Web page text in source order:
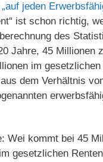
jeden
ist schon richtig,
des
Jahre, 45 Millionen
im
dem Verhältnis
Wei kommt bei 45
gesetzlichen